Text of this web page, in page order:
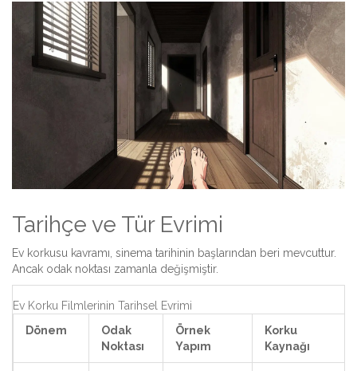
Tarihçe ve Tür Evrimi
Ev korkusu kavramı, sinema tarihinin başlarından beri mevcuttur.
Ancak odak noktası zamanla değişmiştir.
Ev Korku Filmlerinin Tarihsel Evrimi
Dönem
Odak
Noktası
Örnek
Yapım
Korku
Kaynağı